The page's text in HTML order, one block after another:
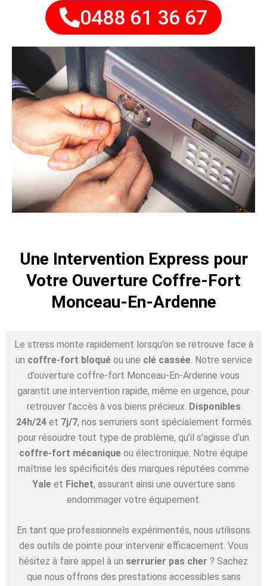
0488 61 36 67
Une Intervention Express pour
Votre Ouverture Coffre-Fort
Monceau-En-Ardenne
Le stress monte rapidement lorsqu’on se retrouve face à
un coffre-fort bloquéou une clé cassée. Notre service
d’ouverture coffre-fort Monceau-En-Ardenne vous
garantit une intervention rapide, même en urgence, pour
retrouver l’accès à vos biens précieux. Disponibles
24h/24et 7j/7, nos serruriers sont spécialement formés
pour résoudre tout type de problème, qu’il s’agisse d’un
coffre-fort mécanique ou électronique. Notre équipe
maîtrise les spécificités des marques réputées comme
Yaleet Fichet, assurant ainsi une ouverture sans
endommager votre équipement.
En tant que professionnels expérimentés, nous utilisons
des outils de pointe pour intervenir efficacement. Vous
hésitez à faire appel à un serrurier pas cher ? Sachez
que nous offrons des prestations accessibles sans